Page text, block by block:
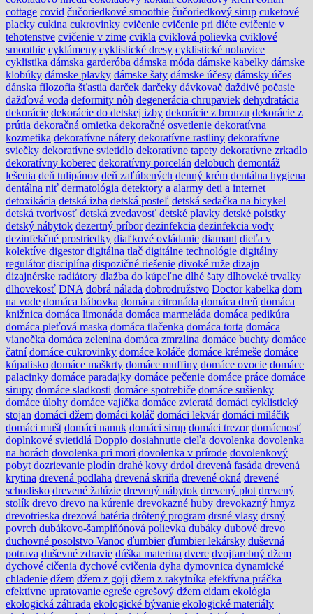
cottage covid čučoriedkové smoothie čučoriedkový sirup cuketové
placky cukina cukrovinky cvičenie cvičenie pri diéte cvičenie v
tehotenstve cvičenie v zime cvikla cviklová polievka cviklové
smoothie cyklámeny cyklistické dresy cyklistické nohavice
cyklistika dámska garderóba dámska móda dámske kabelky dámske
klobúky dámske plavky dámske šaty dámske účesy dámsky účes
dánska filozofia šťastia darček darčeky dávkovač daždivé počasie
dažďová voda deformity nôh degenerácia chrupaviek dehydratácia
dekorácie dekorácie do detskej izby dekorácie z bronzu dekorácie z
prútia dekoračná omietka dekoračné osvetlenie dekoratívna
kozmetika dekoratívne nátery dekoratívne rastliny dekoratívne
sviečky dekoratívne svietidlo dekoratívne tapety dekoratívne zrkadlo
dekoratívny koberec dekoratívny porcelán delobuch demontáž
lešenia deň tulipánov deň zaľúbených denný krém dentálna hygiena
dentálna niť dermatológia detektory a alarmy deti a internet
detoxikácia detská izba detská posteľ detská sedačka na bicykel
detská tvorivosť detská zvedavosť detské plavky detské poistky
detský nábytok dezertný príbor dezinfekcia dezinfekcia vody
dezinfekčné prostriedky diaľkové ovládanie diamant dieťa v
kolektíve digestor digitálna tlač digitálne technológie digitálny
regulátor disciplína dispozičné riešenie divoké ruže dizajn
dizajnérske radiátory dlažba do kúpeľne dlhé šaty dlhoveké trvalky
dlhovekosť DNA dobrá nálada dobrodružstvo Doctor kabelka dom
na vode domáca bábovka domáca citronáda domáca dreň domáca
knižnica domáca limonáda domáca marmeláda domáca pedikúra
domáca pleťová maska domáca tlačenka domáca torta domáca
vianočka domáca zelenina domáca zmrzlina domáce buchty domáce
čatní domáce cukrovinky domáce koláče domáce krémeše domáce
kúpalisko domáce maškrty domáce muffiny domáce ovocie domáce
palacinky domáce paradajky domáce pečenie domáce práce domáce
sirupy domáce sladkosti domáce spotrebiče domáce sušienky
domáce úlohy domáce vajíčka domáce zvieratá domáci cyklistický
stojan domáci džem domáci koláč domáci lekvár domáci miláčik
domáci mušt domáci nanuk domáci sirup domáci trezor domácnosť
doplnkové svietidlá Doppio dosiahnutie cieľa dovolenka dovolenka
na horách dovolenka pri mori dovolenka v prírode dovolenkový
pobyt dozrievanie plodín drahé kovy drdol drevená fasáda drevená
krytina drevená podlaha drevená skriňa drevené okná drevené
schodisko drevené žalúzie drevený nábytok drevený plot drevený
stolík drevo drevo na kúrenie drevokazné huby drevokazný hmyz
drevotrieska drezová batéria drôtený program drsné vlasy drsný
povrch dubákovo-šampiňónová polievka dubáky dubové drevo
duchovné posolstvo Vanoc ďumbier ďumbier lekársky duševná
potrava duševné zdravie dúška materina dvere dvojfarebný džem
dychové cičenia dychové cvičenia dyha dymovnica dynamické
chladenie džem džem z goji džem z rakytníka efektívna práčka
efektívne upratovanie egreše egrešový džem eidam ekológia
ekologická záhrada ekologické bývanie ekologické materiály